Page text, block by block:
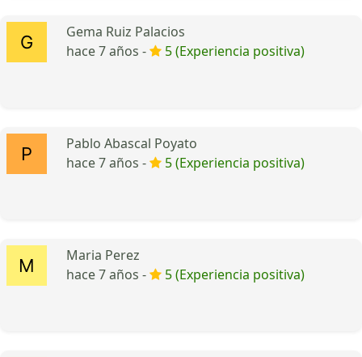
Gema Ruiz Palacios
hace 7 años -
5 (Experiencia positiva)
Pablo Abascal Poyato
hace 7 años -
5 (Experiencia positiva)
Maria Perez
hace 7 años -
5 (Experiencia positiva)